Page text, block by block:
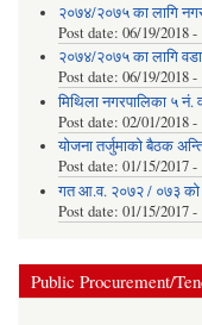
२०७४/२०७५ का लागि
Post date: 06/19/2018 -
२०७४/२०७५ का लागि
Post date: 06/19/2018 -
मिथिला नगरपालिका ५ नं.
Post date: 02/01/2018 -
याेजना तर्जुमाकाे बैठक
Post date: 01/15/2017 -
गत आ.व. २०७२ / ०७३ को
Post date: 01/15/2017 -
Public Procurement/